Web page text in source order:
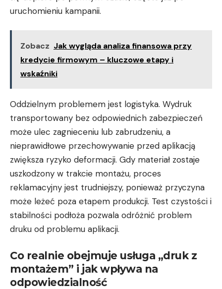
uruchomieniu kampanii.
Zobacz Jak wygląda analiza finansowa przy
kredycie firmowym – kluczowe etapy i
wskaźniki
Oddzielnym problemem jest logistyka. Wydruk
transportowany bez odpowiednich zabezpieczeń
może ulec zagnieceniu lub zabrudzeniu, a
nieprawidłowe przechowywanie przed aplikacją
zwiększa ryzyko deformacji. Gdy materiał zostaje
uszkodzony w trakcie montażu, proces
reklamacyjny jest trudniejszy, ponieważ przyczyna
może leżeć poza etapem produkcji. Test czystości i
stabilności podłoża pozwala odróżnić problem
druku od problemu aplikacji.
Co realnie obejmuje usługa „druk z
montażem” i jak wpływa na
odpowiedzialność